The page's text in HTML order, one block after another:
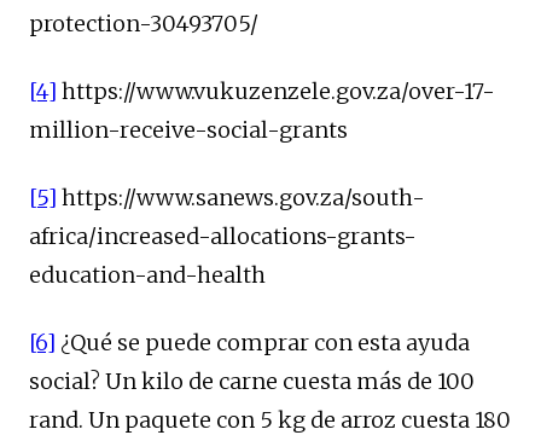
protection-30493705/
[4] https://www.vukuzenzele.gov.za/over-17-
million-receive-social-grants
[5] https://www.sanews.gov.za/south-
africa/increased-allocations-grants-
education-and-health
[6] ¿Qué se puede comprar con esta ayuda
social? Un kilo de carne cuesta más de 100
rand. Un paquete con 5 kg de arroz cuesta 180